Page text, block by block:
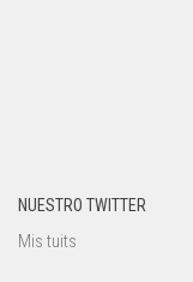
NUESTRO TWITTER
Mis tuits